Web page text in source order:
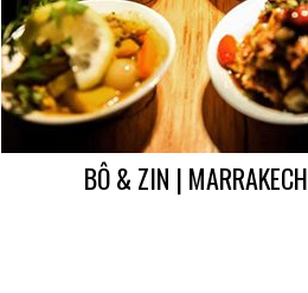
BÔ & ZIN | MARRAKECH